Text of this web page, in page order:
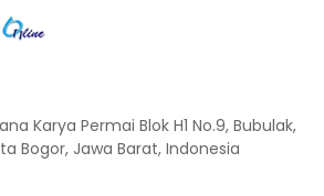
Karya Permai Blok H1 No.9, Bubulak,
Bogor, Jawa Barat, Indonesia